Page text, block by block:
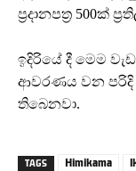
ප්‍රදානපත්‍ර 500ක්
ඉදිරියේ දී මෙම
ආවරණය වන පරිදි
තිබෙනවා.
TAGS Himikama